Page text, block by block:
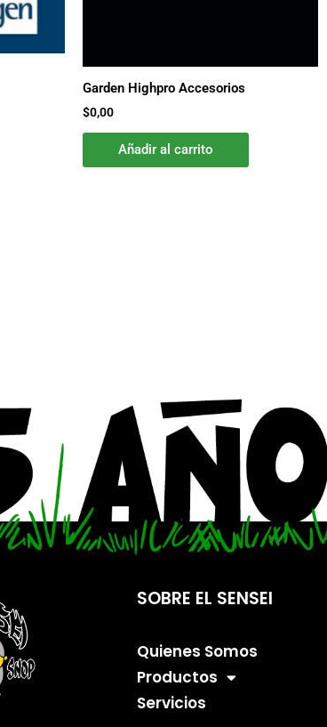
Garden Highpro Accesorios
$0,00
Añadir al carrito
SOBRE EL SENSEI
Quienes Somos
Productos
Servicios